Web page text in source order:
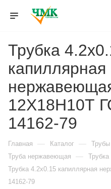
Трубка
капиллярная
12Х18Н10Т
14162-79
Главная — Каталог — Трубы
Труба нержавеющая —
Трубка 4.2х0.15 капиллярная
14162-79